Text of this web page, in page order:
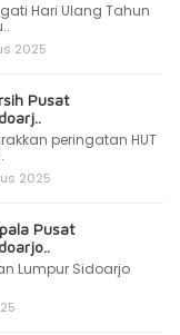
Hari Ulang Tahun
2025
Pusat
peringatan HUT
2025
Pusat
Lumpur Sidoarjo